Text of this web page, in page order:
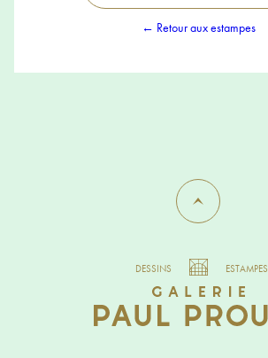
← Retour aux estampes
DESSINS ESTAMPES